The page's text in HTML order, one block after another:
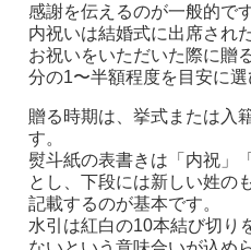
感謝を伝えるのが一般的です
内祝いは結婚式に出席され
お祝いをいただいた際に贈
分の1〜半額程度を目安に選
贈る時期は、挙式または入
す。
熨斗紙の表書きは「内祝」
とし、下段には新しい姓の
記載するのが基本です。
水引は紅白の10本結び切り